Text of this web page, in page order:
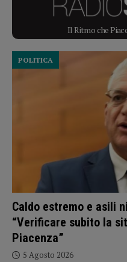
Il Ritmo che
Caldo estremo e asili
“Verificare subito la
Piacenza”
POLITICA
5 Agosto 2026